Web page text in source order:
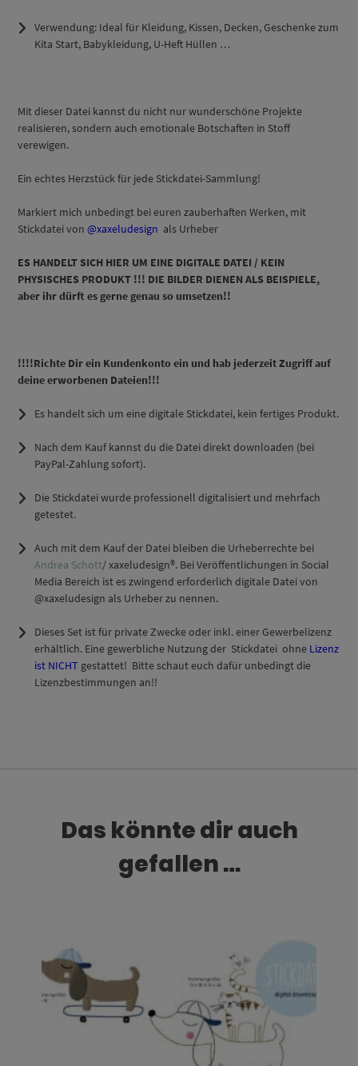
Verwendung: Ideal für Kleidung, Kissen, Decken, Geschenke zum
Kita Start, Babykleidung, U-Heft Hüllen …
Mit dieser Datei kannst du nicht nur wunderschöne Projekte
realisieren, sondern auch emotionale Botschaften in Stoff
verewigen.
Ein echtes Herzstück für jede Stickdatei-Sammlung!
Markiert mich unbedingt bei euren zauberhaften Werken, mit
Stickdatei von@xaxeludesign als Urheber
ES HANDELT SICH HIER UM EINE DIGITALE DATEI / KEIN
PHYSISCHES PRODUKT !!! DIE BILDER DIENEN ALS BEISPIELE,
aber ihr dürft es gerne genau so umsetzen!!
!!!!Richte Dir ein Kundenkonto ein und hab jederzeit Zugriff auf
deine erworbenen Dateien!!!
Es handelt sich um einedigitale Stickdatei, kein fertiges Produkt.
Nach dem Kauf kannst du die Datei direkt downloaden (bei
PayPal-Zahlung sofort).
Die Stickdatei wurde professionell digitalisiert und mehrfach
getestet.
Auch mit dem Kauf der Datei bleiben die Urheberrechte bei
Andrea Schott/ xaxeludesign®. Bei Veröffentlichungen in Social
Media Bereich ist es zwingend erforderlich digitale Datei von
@xaxeludesign als Urheber zu nennen.
Dieses Set ist für private Zwecke oder inkl. einer Gewerbelizenz
erhältlich. Eine gewerbliche Nutzung der Stickdatei ohne Lizenz
ist NICHT gestattet! Bitte schaut euch dafür unbedingt die
Lizenzbestimmungen an!!
Das könnte dir auch
gefallen …